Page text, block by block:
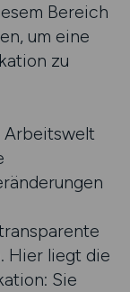
Bereich
um eine
zu
Arbeitswelt
Hier liegt die
Sie